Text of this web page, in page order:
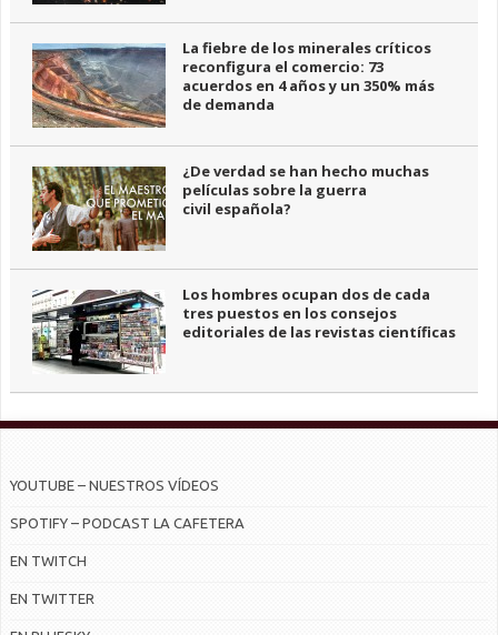
La fiebre de los minerales críticos
reconfigura el comercio: 73
acuerdos en 4 años y un 350% más
de demanda
¿De verdad se han hecho muchas
películas sobre la guerra
civil española?
Los hombres ocupan dos de cada
tres puestos en los consejos
editoriales de las revistas científicas
YOUTUBE – NUESTROS VÍDEOS
SPOTIFY – PODCAST LA CAFETERA
EN TWITCH
EN TWITTER